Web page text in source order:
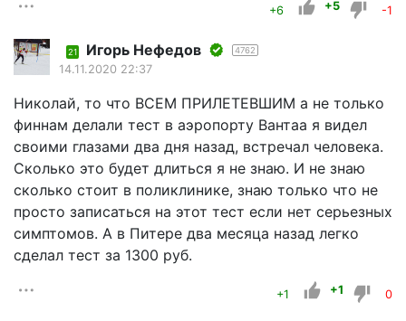
+6 +5 -1
21 Игорь Нефедов 4762
14.11.2020 22:37
Николай, то что ВСЕМ ПРИЛЕТЕВШИМ а не только
финнам делали тест в аэропорту Вантаа я видел
своими глазами два дня назад, встречал человека.
Сколько это будет длиться я не знаю. И не знаю
сколько стоит в поликлинике, знаю только что не
просто записаться на этот тест если нет серьезных
симптомов. А в Питере два месяца назад легко
сделал тест за 1300 руб.
+1 +1 0